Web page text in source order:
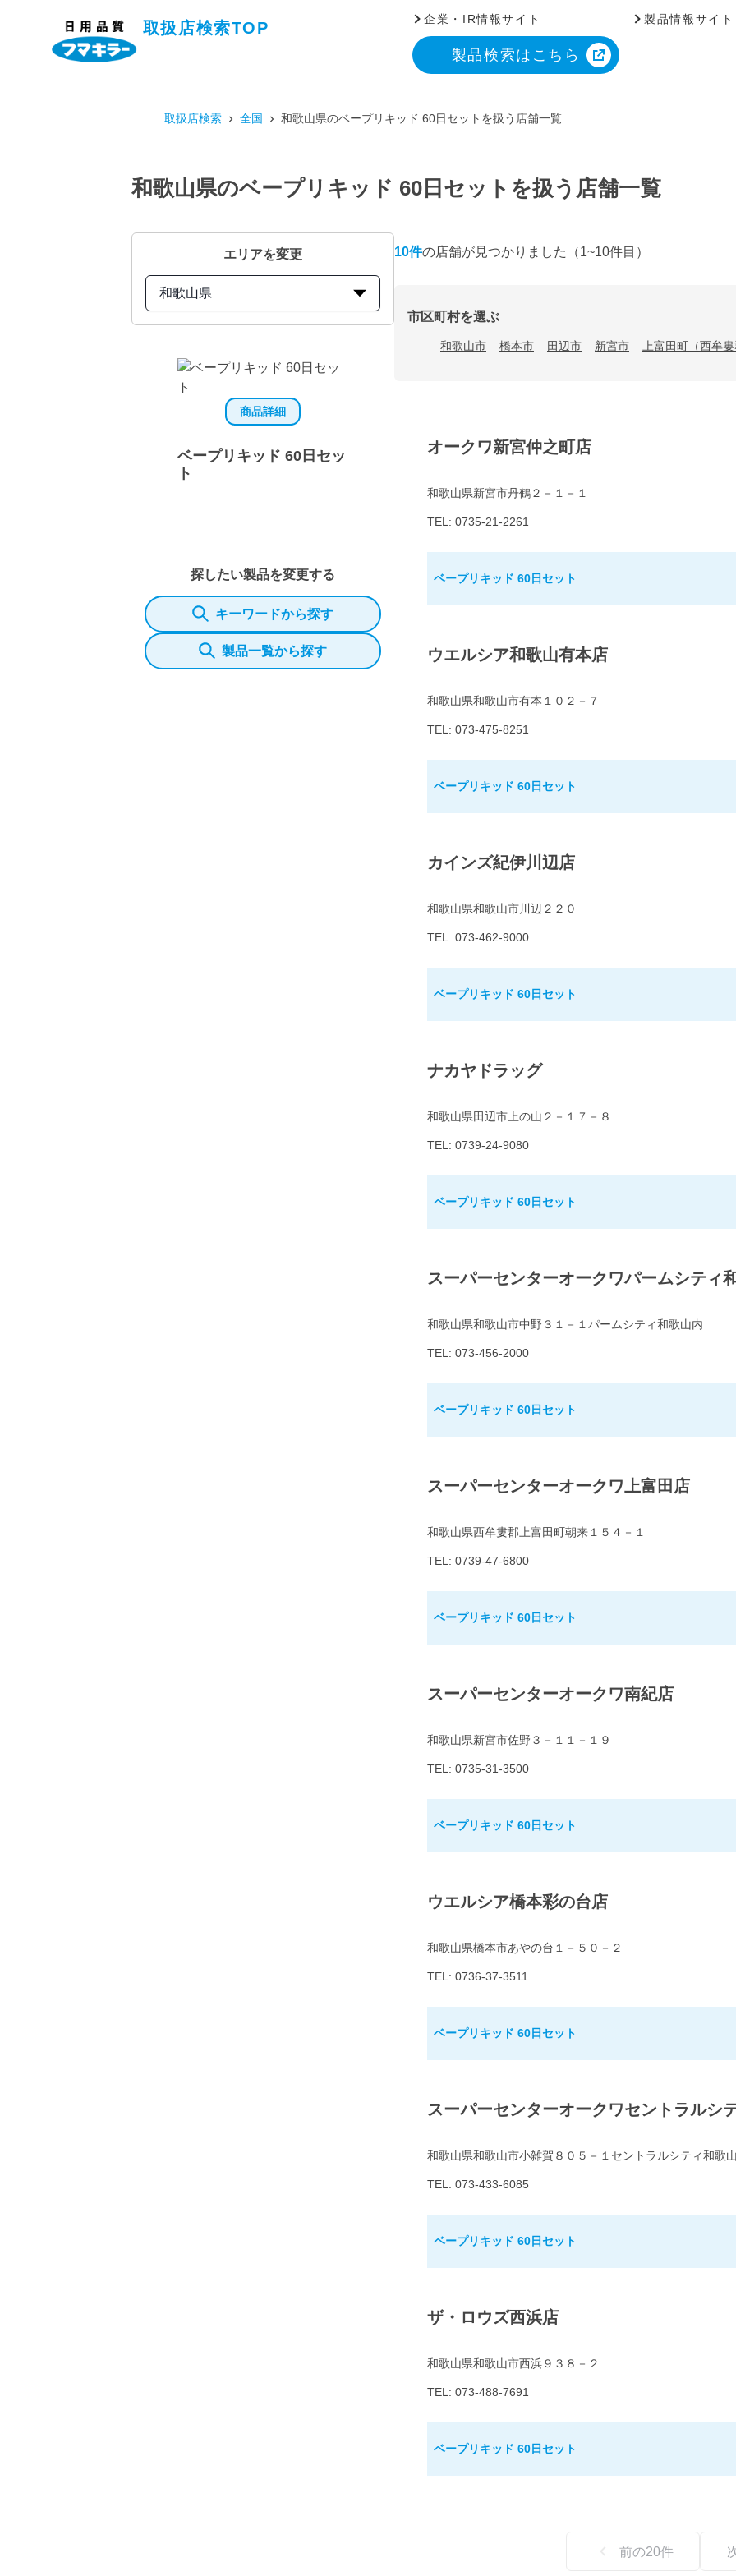
取扱店検索TOP
企業・IR情報サイト 製品情報サイト
製品検索はこちら
取扱店検索 全国 和歌山県のベープリキッド 60日セットを扱う店舗一覧
和歌山県のベープリキッド 60日セットを扱う店舗一覧
エリアを変更
和歌山県
商品詳細
ベープリキッド 60日セッ
ト
探したい製品を変更する
キーワードから探す
製品一覧から探す
10件の店舗が見つかりました （1~10件目）
市区町村を選ぶ
和歌山市 橋本市 田辺市 新宮市 上富田町（西牟
オークワ新宮仲之町店
和歌山県新宮市丹鶴２－１－１
TEL: 0735-21-2261
ベープリキッド 60日セット
ウエルシア和歌山有本店
和歌山県和歌山市有本１０２－７
TEL: 073-475-8251
ベープリキッド 60日セット
カインズ紀伊川辺店
和歌山県和歌山市川辺２２０
TEL: 073-462-9000
ベープリキッド 60日セット
ナカヤドラッグ
和歌山県田辺市上の山２－１７－８
TEL: 0739-24-9080
ベープリキッド 60日セット
スーパーセンターオークワパームシティ
和歌山県和歌山市中野３１－１パームシティ和歌山内
TEL: 073-456-2000
ベープリキッド 60日セット
スーパーセンターオークワ上富田店
和歌山県西牟婁郡上富田町朝来１５４－１
TEL: 0739-47-6800
ベープリキッド 60日セット
スーパーセンターオークワ南紀店
和歌山県新宮市佐野３－１１－１９
TEL: 0735-31-3500
ベープリキッド 60日セット
ウエルシア橋本彩の台店
和歌山県橋本市あやの台１－５０－２
TEL: 0736-37-3511
ベープリキッド 60日セット
スーパーセンターオークワセントラルシ
和歌山県和歌山市小雑賀８０５－１セントラルシティ和歌
TEL: 073-433-6085
ベープリキッド 60日セット
ザ・ロウズ西浜店
和歌山県和歌山市西浜９３８－２
TEL: 073-488-7691
ベープリキッド 60日セット
前の20件